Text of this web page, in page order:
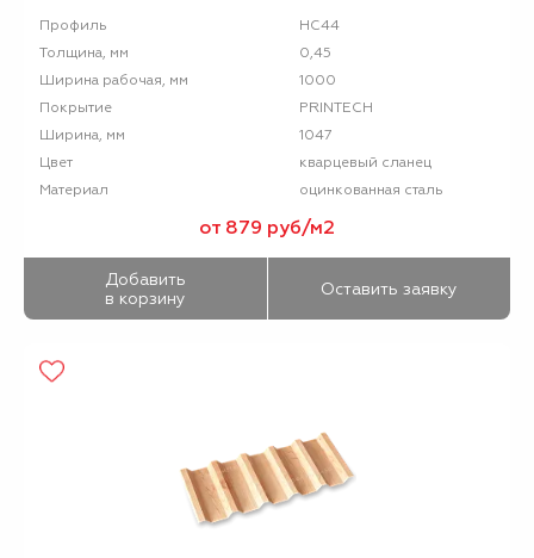
Профиль
НС44
Толщина, мм
0,45
Ширина рабочая, мм
1000
Покрытие
PRINTECH
Ширина, мм
1047
Цвет
кварцевый сланец
Материал
оцинкованная сталь
от 879 руб/м2
Добавить
в корзину
Оставить заявку